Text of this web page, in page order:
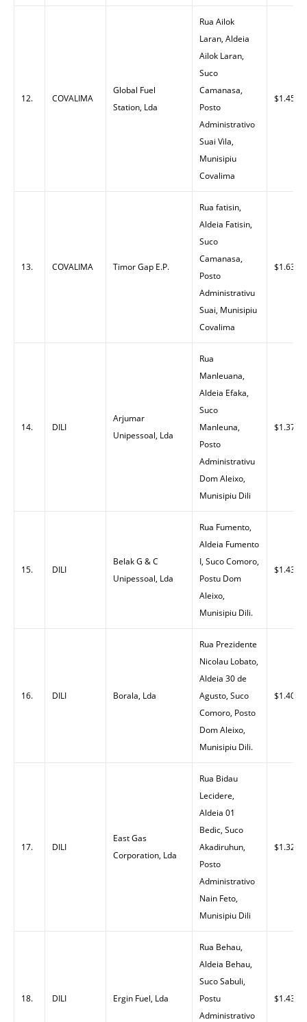
12. COVALIMA
Global Fuel
Station, Lda
Rua Ailok
Laran, Aldeia
Ailok Laran,
Suco
Camanasa,
Posto
Administrativo
Suai Vila,
Munisipiu
Covalima
$1.45
13. COVALIMA Timor Gap E.P.
Rua fatisin,
Aldeia Fatisin,
Suco
Camanasa,
Posto
Administrativu
Suai, Munisipiu
Covalima
$1.63
14. DILI
Arjumar
Unipessoal, Lda
Rua
Manleuana,
Aldeia Efaka,
Suco
Manleuna,
Posto
Administrativu
Dom Aleixo,
Munisipiu Dili
$1.37
15. DILI
Belak G & C
Unipessoal, Lda
Rua Fumento,
Aldeia Fumento
I, Suco Comoro,
Postu Dom
Aleixo,
Munisipiu Dili.
$1.43
16. DILI Borala, Lda
Rua Prezidente
Nicolau Lobato,
Aldeia 30 de
Agusto, Suco
Comoro, Posto
Dom Aleixo,
Munisipiu Dili.
$1.40
17. DILI
East Gas
Corporation, Lda
Rua Bidau
Lecidere,
Aldeia 01
Bedic, Suco
Akadiruhun,
Posto
Administrativo
Nain Feto,
Munisipiu Dili
$1.32
18. DILI Ergin Fuel, Lda
Rua Behau,
Aldeia Behau,
Suco Sabuli,
Postu
Administrativo
$1.43